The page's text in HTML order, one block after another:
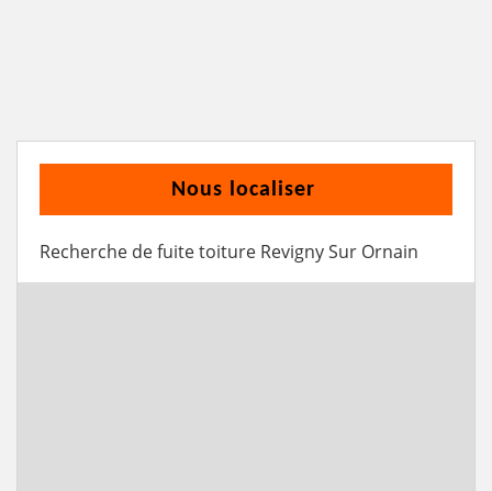
Nous localiser
Recherche de fuite toiture Revigny Sur Ornain